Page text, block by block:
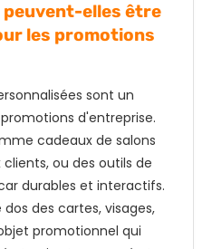
peuvent-elles être
les promotions
sont un
d'entreprise.
cadeaux de salons
ou des outils de
durables et interactifs.
des cartes, visages,
promotionnel qui